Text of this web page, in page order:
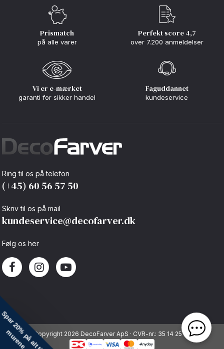
Prismatch
på alle varer
Perfekt score 4,7
over 7.200 anmeldelser
Vi er e-mærket
garanti for sikker handel
Faguddannet
kundeservice
Ring til os på telefon
(+45) 60 56 57 50
Skriv til os på mail
kundeservice@decofarver.dk
Følg os her
Copyright 2026 DecoFarver ApS · CVR-nr.: 35 14 25 92